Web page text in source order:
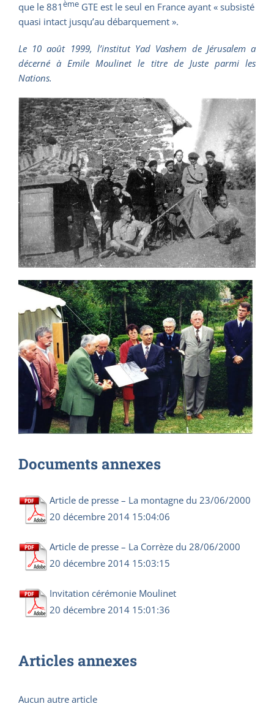
que le 881ème GTE est le seul en France ayant « subsisté
quasi intact jusqu’au débarquement ».
Le 10 août 1999, l’institut Yad Vashem de Jérusalem a
décerné à Emile Moulinet le titre de Juste parmi les
Nations.
Documents annexes
Article de presse – La montagne du 23/06/2000
20 décembre 2014 15:04:06
Article de presse – La Corrèze du 28/06/2000
20 décembre 2014 15:03:15
Invitation cérémonie Moulinet
20 décembre 2014 15:01:36
Articles annexes
Aucun autre article